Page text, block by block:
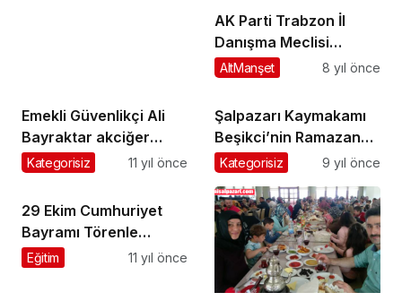
AK Parti Trabzon İl
Danışma Meclisi
Toplantısı yapıldı
AltManşet 8 yıl önce
Emekli Güvenlikçi Ali
Bayraktar akciğer
kanserine yenildi
Kategorisiz 11 yıl önce
Şalpazarı Kaymakamı
Beşikci’nin Ramazan
Bayramı Mesajı
Kategorisiz 9 yıl önce
29 Ekim Cumhuriyet
Bayramı Törenle
kutlandı
Eğitim 11 yıl önce